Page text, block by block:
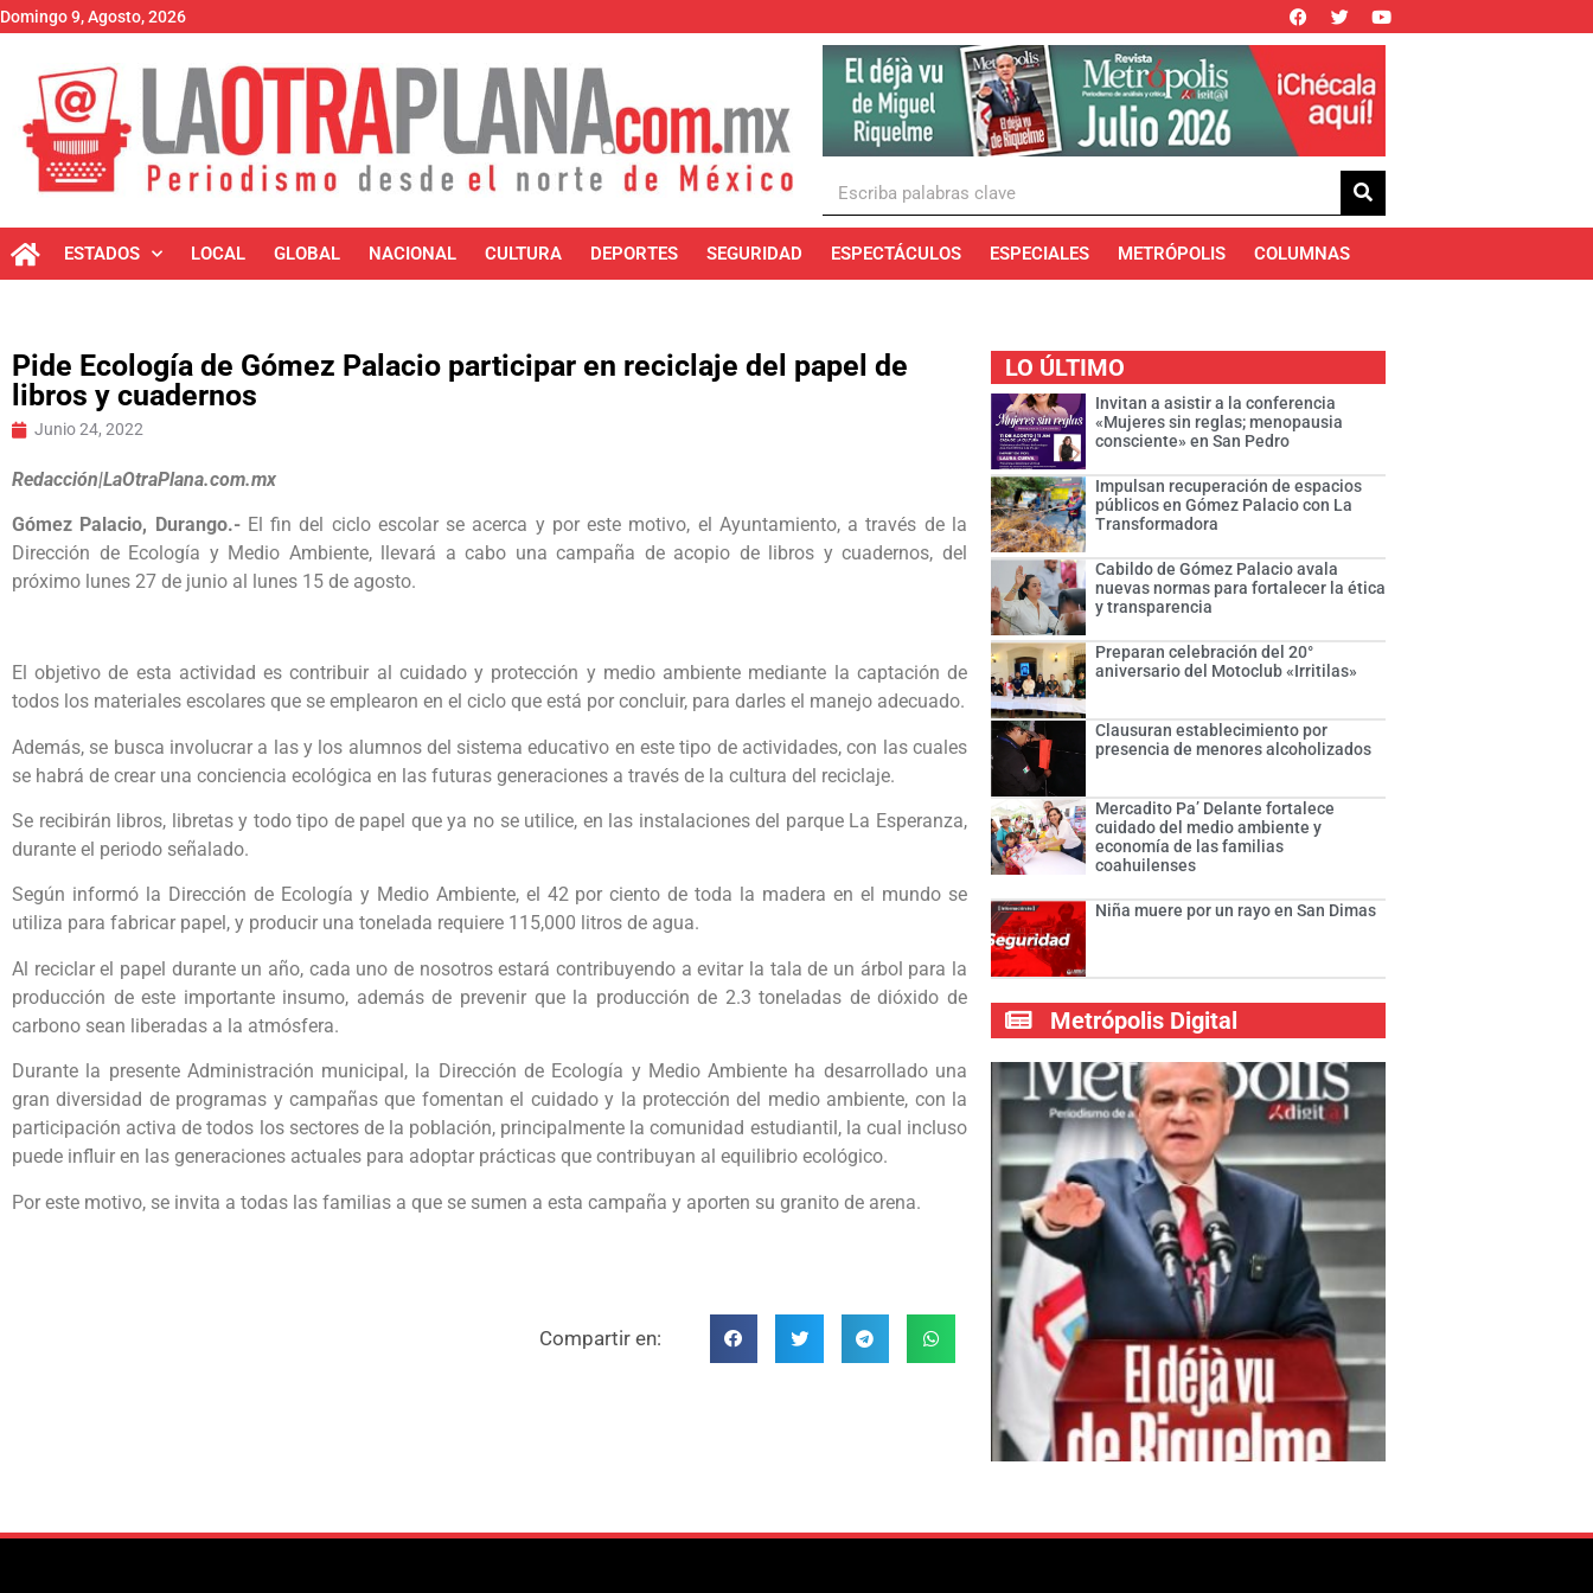
Domingo 9, Agosto, 2026
ESTADOS LOCAL GLOBAL NACIONAL CULTURA DEPORTES SEGURIDAD ESPECTÁCULOS ESPECIALES METRÓPOLIS COLUMNAS
Pide Ecología de Gómez Palacio participar en reciclaje del papel de
libros y cuadernos
Junio 24, 2022
Redacción|LaOtraPlana.com.mx
Gómez Palacio, Durango.-El fin del ciclo escolar se acerca y por este motivo, el Ayuntamiento, a través de la
Dirección de Ecología y Medio Ambiente, llevará a cabo una campaña de acopio de libros y cuadernos, del
próximo lunes 27 de junio al lunes 15 de agosto.
El objetivo de esta actividad es contribuir al cuidado y protección y medio ambiente mediante la captación de
todos los materiales escolares que se emplearon en el ciclo que está por concluir, para darles el manejo adecuado.
Además, se busca involucrar a las y los alumnos del sistema educativo en este tipo de actividades, con las cuales
se habrá de crear una conciencia ecológica en las futuras generaciones a través de la cultura del reciclaje.
Se recibirán libros, libretas y todo tipo de papel que ya no se utilice, en las instalaciones del parque La Esperanza,
durante el periodo señalado.
Según informó la Dirección de Ecología y Medio Ambiente, el 42 por ciento de toda la madera en el mundo se
utiliza para fabricar papel, y producir una tonelada requiere 115,000 litros de agua.
Al reciclar el papel durante un año, cada uno de nosotros estará contribuyendo a evitar la tala de un árbol para la
producción de este importante insumo, además de prevenir que la producción de 2.3 toneladas de dióxido de
carbono sean liberadas a la atmósfera.
Durante la presente Administración municipal, la Dirección de Ecología y Medio Ambiente ha desarrollado una
gran diversidad de programas y campañas que fomentan el cuidado y la protección del medio ambiente, con la
participación activa de todos los sectores de la población, principalmente la comunidad estudiantil, la cual incluso
puede influir en las generaciones actuales para adoptar prácticas que contribuyan al equilibrio ecológico.
Por este motivo, se invita a todas las familias a que se sumen a esta campaña y aporten su granito de arena.
Compartir en:
LO ÚLTIMO
Invitan a asistir a la conferencia
«Mujeres sin reglas; menopausia
consciente» en San Pedro
Impulsan recuperación de espacios
públicos en Gómez Palacio con La
Transformadora
Cabildo de Gómez Palacio avala
nuevas normas para fortalecer la ética
y transparencia
Preparan celebración del 20°
aniversario del Motoclub «Irritilas»
Clausuran establecimiento por
presencia de menores alcoholizados
Mercadito Pa’ Delante fortalece
cuidado del medio ambiente y
economía de las familias
coahuilenses
Niña muere por un rayo en San Dimas
Metrópolis Digital